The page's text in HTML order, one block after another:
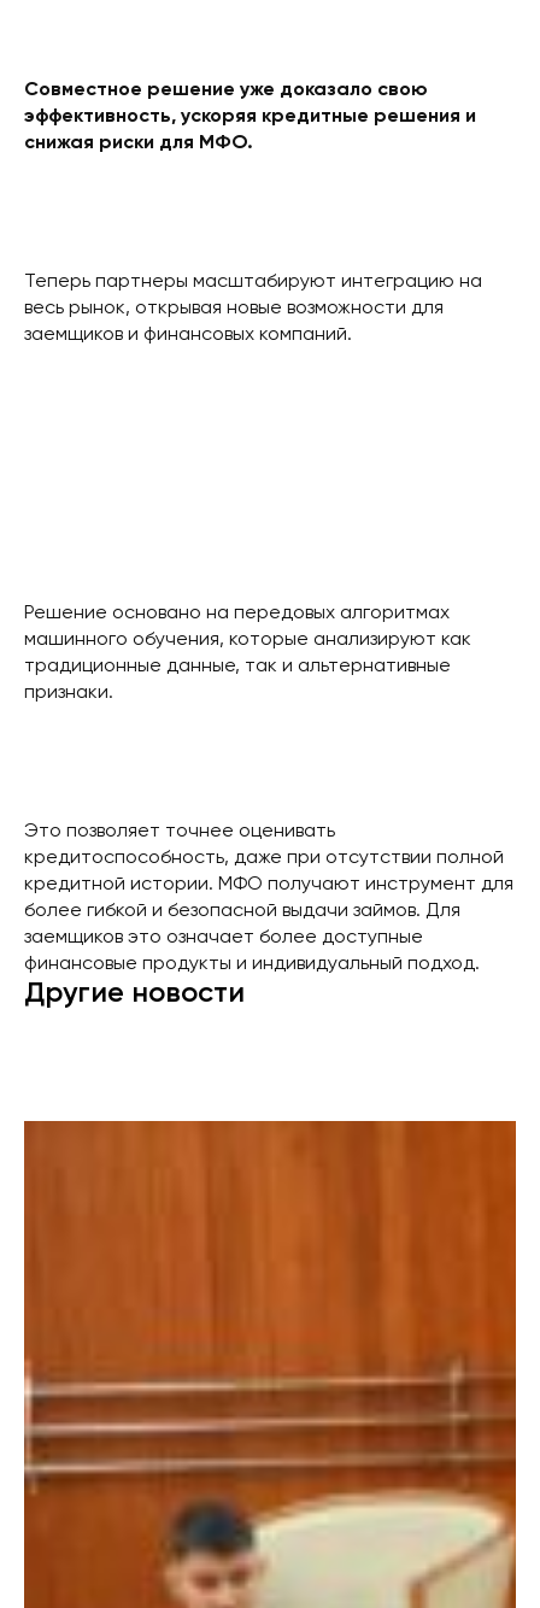
Совместное решение уже доказало свою
эффективность, ускоряя кредитные решения и
снижая риски для МФО.
Теперь партнеры масштабируют интеграцию на
весь рынок, открывая новые возможности для
заемщиков и финансовых компаний.
Решение основано на передовых алгоритмах
машинного обучения, которые анализируют как
традиционные данные, так и альтернативные
признаки.
Это позволяет точнее оценивать
кредитоспособность, даже при отсутствии полной
кредитной истории. МФО получают инструмент для
более гибкой и безопасной выдачи займов. Для
заемщиков это означает более доступные
финансовые продукты и индивидуальный подход.
Другие новости